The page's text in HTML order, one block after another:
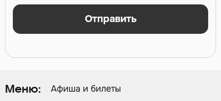
Отправить
Меню:
Афиша и билеты